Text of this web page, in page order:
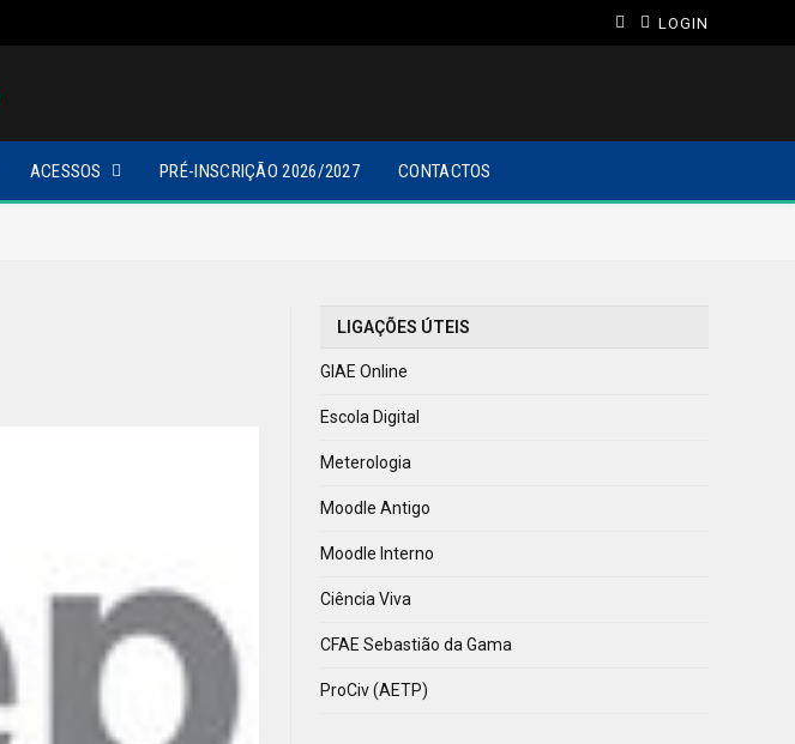
LOGIN
ACESSOS PRÉ-INSCRIÇÃO 2026/2027 CONTACTOS
LIGAÇÕES ÚTEIS
GIAE Online
Escola Digital
Meterologia
Moodle Antigo
Moodle Interno
Ciência Viva
CFAE Sebastião da Gama
ProCiv (AETP)